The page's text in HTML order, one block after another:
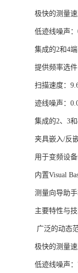
极快的测量
低迹线噪声：
集成的2和4
提供频率选
扫描速度：
迹线噪声：
集成的2、3
夹具嵌入/反
用于变频设
内置Visual
测量向导助
主要特性与
广泛的动态
极快的测量
低迹线噪声